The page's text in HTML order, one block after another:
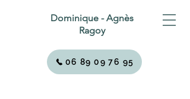
Dominique - Agnès
Ragoy
06 89 09 76 95